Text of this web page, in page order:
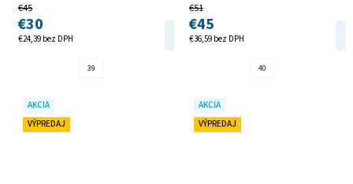
€24,39 bez DPH
€45
€30
DETAIL
39
€36,59 bez DPH
€51
€45
40
AKCIA
VÝPREDAJ
AKCIA
VÝPREDAJ